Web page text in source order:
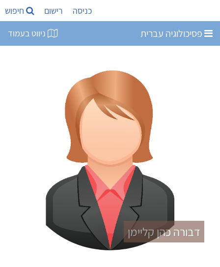
כניסה רישום חיפוש
פסיכולוגיה עברית ניווט בעמוד
דבורה כהן קליימן